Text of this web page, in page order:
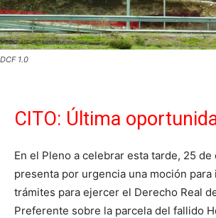
DCF 1.0
CITO: Última
En el Pleno a celebrar esta tarde, 25 de
presenta por urgencia una moción para
trámites para ejercer el Derecho Real
Preferente sobre la parcela del fallido